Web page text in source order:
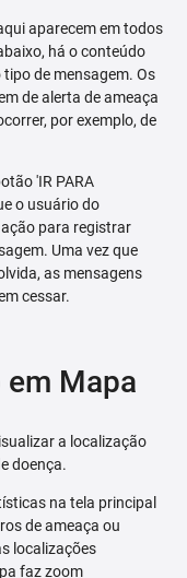
aparecem em todos
há o conteúdo
de mensagem. Os
de alerta de ameaça
por exemplo, de
'IR PARA
o usuário do
para registrar
Uma vez que
as mensagens
cessar.
Mapa
a localização
doença.
na tela principal
de ameaça ou
localizações
faz zoom